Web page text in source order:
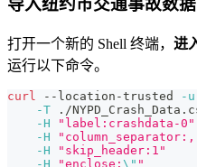
导入纽约市交通事故数据
打开一个新的 Shell 终端， 进
运行以下命令。
curl --location-trusted -u
-T ./
-H
"label:crashdata-0"
-H
-H
"skip_header:1"
-H
"enclose: \" "